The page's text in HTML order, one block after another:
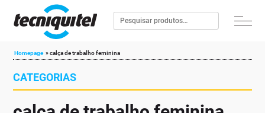
Homepage »calça de trabalho feminina
CATEGORIAS